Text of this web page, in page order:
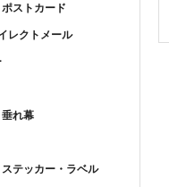
ストカード
レクトメール
れ幕
テッカー・ラベル